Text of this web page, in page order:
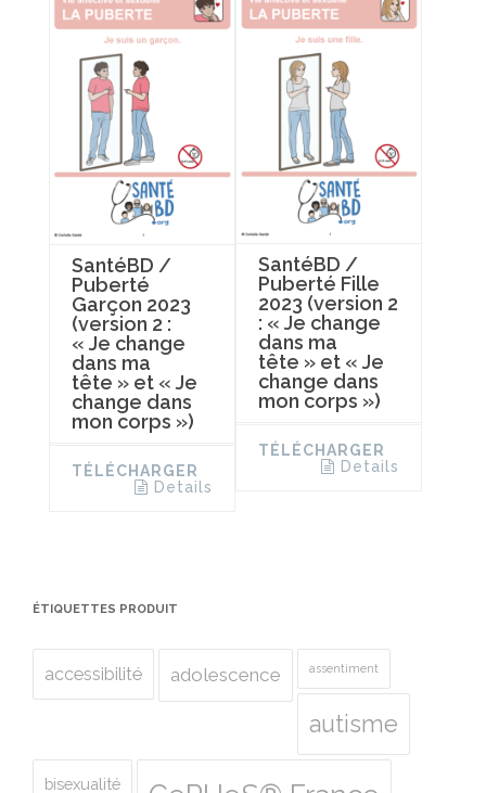
SantéBD /
Puberté
Garçon 2023
(version 2 :
« Je change
dans ma
tête » et « Je
change dans
mon corps »)
TÉLÉCHARGER
Details
SantéBD /
Puberté Fille
2023 (version 2
: « Je change
dans ma
tête » et « Je
change dans
mon corps »)
TÉLÉCHARGER
Details
ÉTIQUETTES PRODUIT
accessibilité adolescence assentiment
autisme
bisexualité